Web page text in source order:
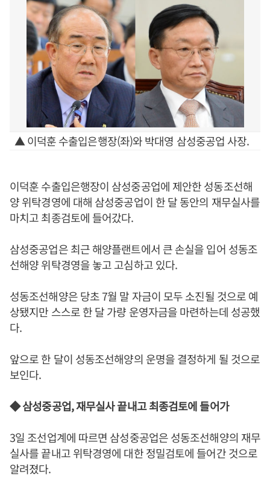
▲ 이덕훈 수출입은행장(좌)와 박대영 삼성중공업 사장.
이덕훈 수출입은행장이 삼성중공업에 제안한 성동조선해
양 위탁경영에 대해 삼성중공업이 한 달 동안의 재무실사를
마치고 최종검토에 들어갔다.
삼성중공업은 최근 해양플랜트에서 큰 손실을 입어 성동조
선해양 위탁경영을 놓고 고심하고 있다.
성동조선해양은 당초 7월 말 자금이 모두 소진될 것으로 예
상됐지만 스스로 한 달 가량 운영자금을 마련하는데 성공했
다.
앞으로 한 달이 성동조선해양의 운명을 결정하게 될 것으로
보인다.
◆ 삼성중공업, 재무실사 끝내고 최종검토에 들어가
3일 조선업계에 따르면 삼성중공업은 성동조선해양의 재무
실사를 끝내고 위탁경영에 대한 정밀검토에 들어간 것으로
알려졌다.